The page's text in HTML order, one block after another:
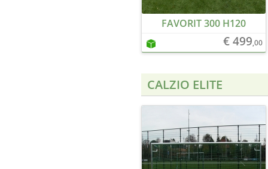
FAVORIT 300 H120
€ 499,00
CALZIO ELITE